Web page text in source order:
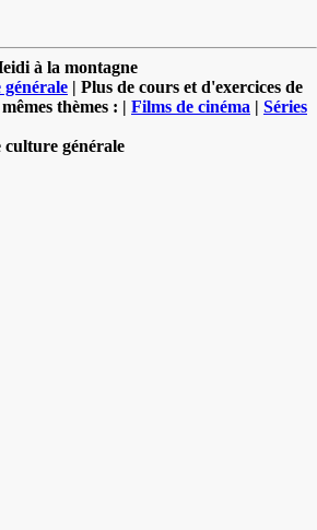
à la montagne
générale | Plus de cours et d'exercices de
thèmes : | Films de cinéma | Séries
générale